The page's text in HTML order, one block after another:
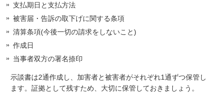
支払期日と支払方法
被害届・告訴の取下げに関する条項
清算条項(今後一切の請求をしないこと)
作成日
当事者双方の署名捺印
示談書は2通作成し、加害者と被害者がそれぞれ1通ずつ保管し
ます。証拠として残すため、大切に保管しておきましょう。